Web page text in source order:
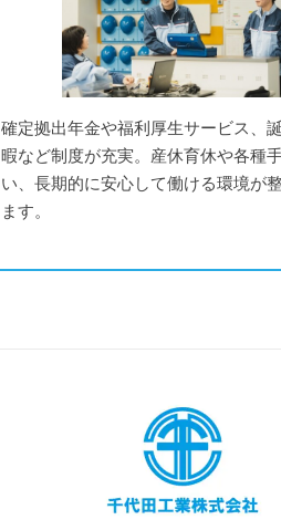
確定拠出年金や福利厚生サービス、
暇など制度が充実。産休育休や各種
い、長期的に安心して働ける環境が
ます。